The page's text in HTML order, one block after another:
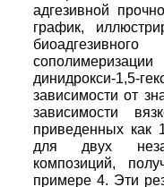
адгезивной
график,
динидрокси-1,5-
зависимости от
зависимости
приведенных как